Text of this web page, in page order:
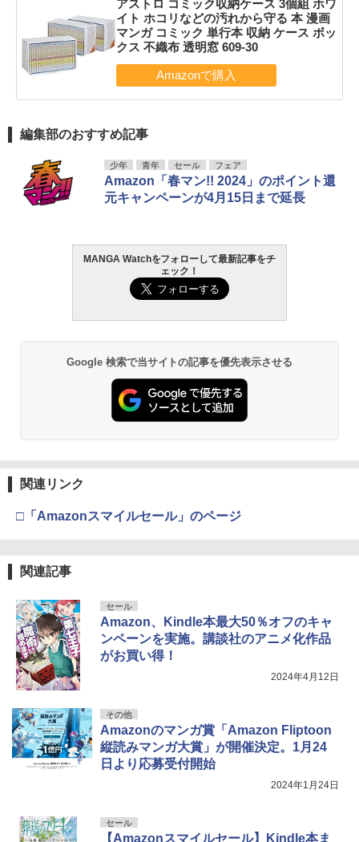
アストロ コミック収納ケース 3個組 ホワ
イト ホコリなどの汚れから守る 本 漫画
マンガ コミック 単行本 収納 ケース ボッ
クス 不織布 透明窓 609-30
編集部のおすすめ記事
少年 青年 セール フェア
Amazon「春マン!! 2024」のポイント還
元キャンペーンが4月15日まで延長
MANGA Watchをフォローして最新記事をチ
ェック！
Google 検索で当サイトの記事を優先表示させる
関連リンク
□「Amazonスマイルセール」のページ
関連記事
セール
Amazon、Kindle本最大50％オフのキャ
ンペーンを実施。講談社のアニメ化作品
がお買い得！
2024年4月12日
その他
Amazonのマンガ賞「Amazon Fliptoon
縦読みマンガ大賞」が開催決定。1月24
日より応募受付開始
2024年1月24日
セール
【Amazonスマイルセール】Kindle本ま